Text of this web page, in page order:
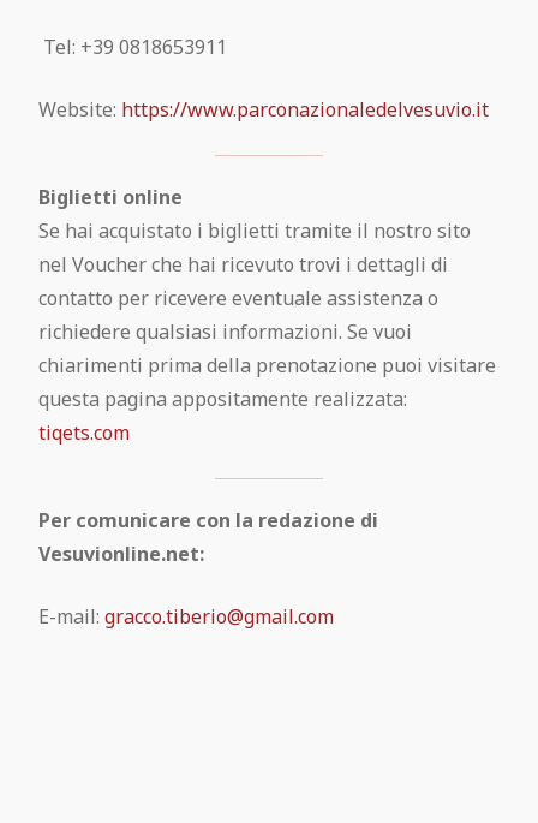
Tel: +39 0818653911
Website: https://www.parconazionaledelvesuvio.it
Biglietti online
Se hai acquistato i biglietti tramite il nostro sito
nel Voucher che hai ricevuto trovi i dettagli di
contatto per ricevere eventuale assistenza o
richiedere qualsiasi informazioni. Se vuoi
chiarimenti prima della prenotazione puoi visitare
questa pagina appositamente realizzata:
tiqets.com
Per comunicare con la redazione di
Vesuvionline.net:
E-mail: gracco.tiberio@gmail.com